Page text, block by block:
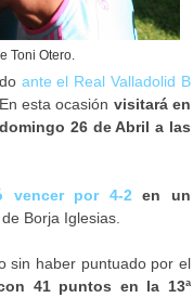
Toni Otero.
ante el Real Valladolid B
esta ocasión visitará en
domingo 26 de Abril a las
vencer por 4-2 en un
Borja Iglesias.
sin haber puntuado por el
41 puntos en la 13ª